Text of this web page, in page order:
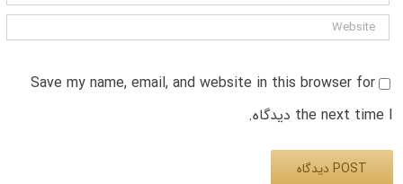
Save my name, email, and website in this browser for
the next time I دیدگاه.